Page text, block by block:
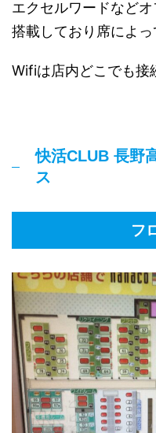
エクセルワードなど
搭載しており席によっ
Wifiは店内どこでも接
快活CLUB 長野
ス
フ